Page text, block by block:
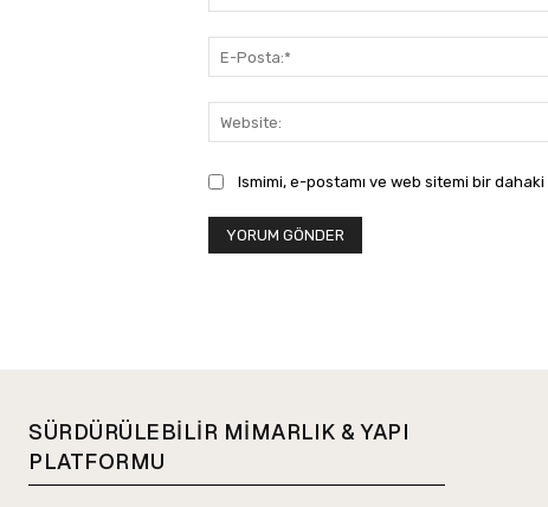
Ismimi, e-postamı ve web sitemi bir
SÜRDÜRÜLEBİLİR MİMARLIK & YAPI
PLATFORMU